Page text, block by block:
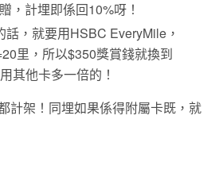
，計埋即係回10%呀！
，就要用HSBC EveryMile，
里，所以$350獎賞錢就換到
其他卡多一倍的！
計架！同埋如果係得附屬卡既，就